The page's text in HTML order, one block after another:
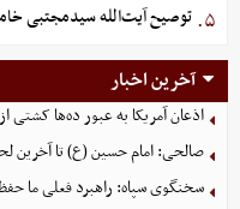
۵. توصیح آیت‌الله سیدمجتبی
آخرین اخبار
اذعان آمریکا به عبور ده‌ها کشتی
صالحی: امام حسین (ع) تا آخرین
سخنگوی سپاه: راهبرد فعلی ما